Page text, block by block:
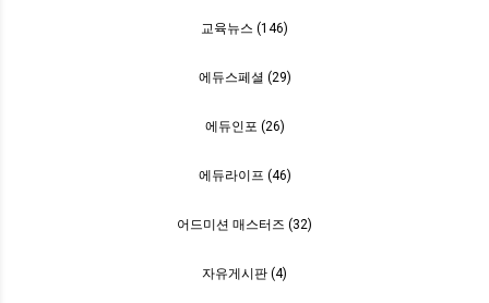
교육뉴스 (146)
에듀스페셜 (29)
에듀인포 (26)
에듀라이프 (46)
어드미션 매스터즈 (32)
자유게시판 (4)